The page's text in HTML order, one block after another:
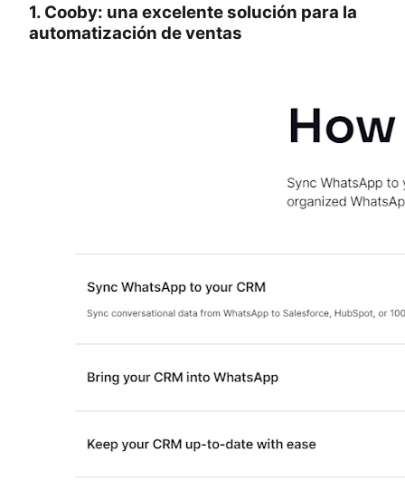
1. Cooby: una excelente solución para la
automatización de ventas